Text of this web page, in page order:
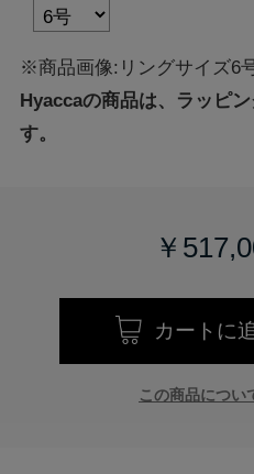
※商品画像:リングサイズ6
Hyaccaの商品は、ラッピ
す。
￥
この商品につい